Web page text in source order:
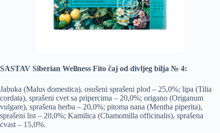
SASTAV Siberian Wellness Fito čaj od divljeg bilja № 4:
Jabuka (Malus domestica), osušeni sprašeni plod – 25,0%; lipa (Tilia
cordata), sprašeni cvet sa pripercima – 20,0%; origano (Origanum
vulgare), sprašena herba – 20,0%; pitoma nana (Mentha piperita),
sprašeni list – 20,0%; Kamilica (Chamomilla officinalis), sprašena
cvast – 15,0%.